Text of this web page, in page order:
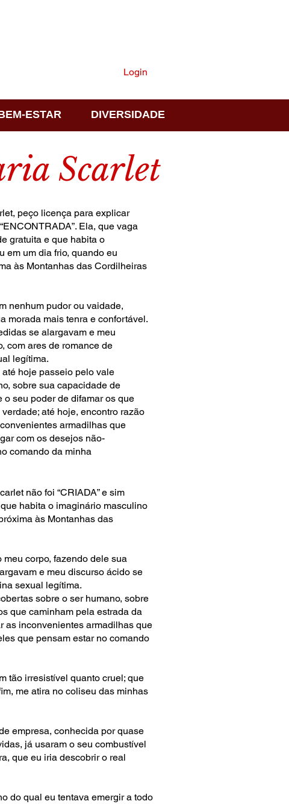
Login
ESTAR DIVERSIDADE
Scarlet
peço licença para explicar
Ela, que vaga
gratuita e que habita o
em um dia frio, quando eu
às Montanhas das Cordilheiras
nenhum pudor ou vaidade,
morada mais tenra e confortável.
se alargavam e meu
com ares de romance de
legítima.
hoje passeio pelo vale
sobre sua capacidade de
seu poder de difamar os que
até hoje, encontro razão
armadilhas que
com os desejos não-
comando da minha
não foi “CRIADA” e sim
habita o imaginário masculino
às Montanhas das
corpo, fazendo dele sua
e meu discurso ácido se
sexual legítima.
sobre o ser humano, sobre
que caminham pela estrada da
as inconvenientes armadilhas que
que pensam estar no comando
tão irresistível quanto cruel; que
me atira no coliseu das minhas
empresa, conhecida por quase
já usaram o seu combustível
que eu iria descobrir o real
do qual eu tentava emergir a todo